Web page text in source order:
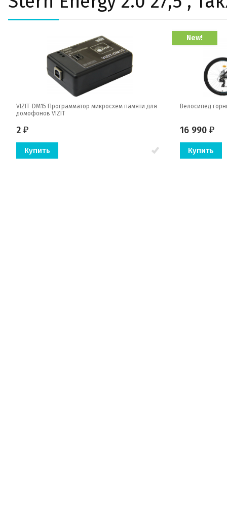
VIZIT-DM15 Программатор микросхем памяти для
домофонов VIZIT
2 ₽
New!
Велосипед
16 990 ₽